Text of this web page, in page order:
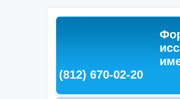
(812) 670-02-20